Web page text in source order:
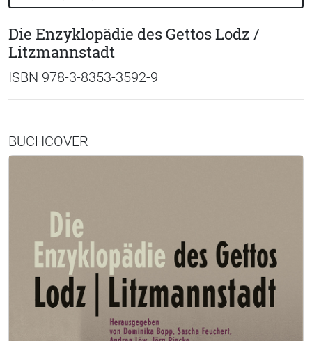
Die Enzyklopädie des Gettos Lodz /
Litzmannstadt
ISBN 978-3-8353-3592-9
BUCHCOVER